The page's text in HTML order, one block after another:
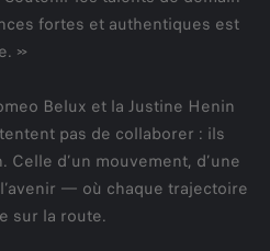
fortes et authentiques est
»
Belux et la Justine Henin
pas de collaborer : ils
d’un mouvement, d’une
— où chaque trajectoire
sur la route.